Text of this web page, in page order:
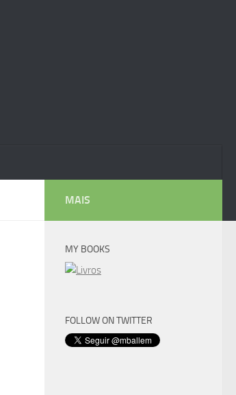
MAIS
MY BOOKS
FOLLOW ON TWITTER